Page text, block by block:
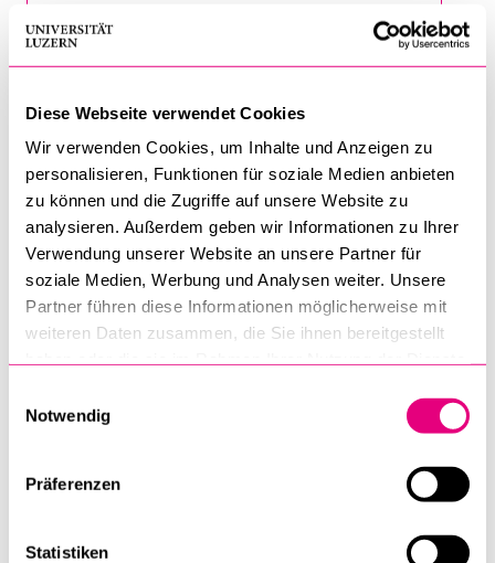
Diese Webseite verwendet Cookies
Wir verwenden Cookies, um Inhalte und Anzeigen zu
personalisieren, Funktionen für soziale Medien anbieten
zu können und die Zugriffe auf unsere Website zu
analysieren. Außerdem geben wir Informationen zu Ihrer
Verwendung unserer Website an unsere Partner für
soziale Medien, Werbung und Analysen weiter. Unsere
Partner führen diese Informationen möglicherweise mit
weiteren Daten zusammen, die Sie ihnen bereitgestellt
Notwendig
Präferenzen
Statistiken
FIRMA/GESCHÄFT
ADRESSE
ORT